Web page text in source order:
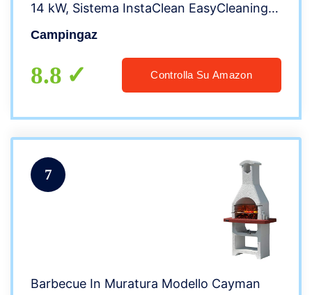
14 kW, Sistema InstaClean EasyCleaning,
Griglie in Acciaio, 2 Tavoli a Lato
Campingaz
8.8 Controlla Su Amazon
7
Barbecue In Muratura Modello Cayman